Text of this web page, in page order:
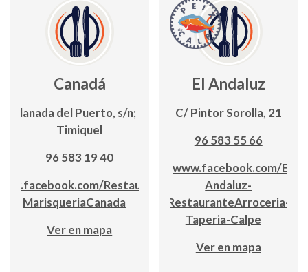
Canadá
Explanada del Puerto, s/n; Edf.
Timiquel
96 583 19 40
Restaurante-
MarisqueriaCanada
Ver en mapa
El Andaluz
C/ Pintor Sorolla, 21
96 583 55 66
www.facebook.com/El-
Andaluz-
RestauranteArroceria-
Taperia-Calpe
Ver en mapa